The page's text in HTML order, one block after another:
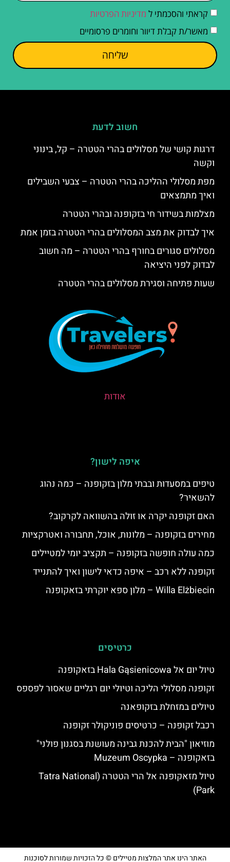
קראתי והסכמתי ל מדיניות הפרטיות
מאשר/ת קבלת דיוור וחומרים פרסומיים
שליחה
חשוב לדעת
דרגות קושי של מסלולים בהרי הטטרה – קל, בינוני
וקשה
מפת מסלולי ההליכה בהרי הטטרה – צבעי השבילים
ואיך מתמצאים
מצלמות בשידור חי בזקופנה ובהרי הטטרה
איך לבדוק את מצב המסלולים בהרי הטטרה בזמן אמת
מסלולים סגורים בחורף בהרי הטטרה – מה חשוב
לבדוק לפני היציאה
שעות פתיחה וסגירת מסלולים בהרי הטטרה
אודות
איפה לישון?
טיפים במסעדות ובבתי מלון בזקופנה – כמה נהוג
להשאיר?
האם זקופנה יקרה או זולה בהשוואה לקרקוב?
מחירים בזקופנה – מלונות, אוכל, תחבורה ואטרקציות
כמה עולה חופשה בזקופנה – תקציב יומי למטיילים
זקופנה ללא רכב – איפה כדאי לישון ואיך להתנייד
Willa Elżbiecin – מלון ספא יוקרתי בזאקופנה
כרטיסים
טיול יום אל Hala Gąsienicowa בזאקופנה
זקופנה מסלולי הליכה וטיולי יום רגליים שאסור לפספס
טיולים במזחלת בזקופאנה
רכבל זקופנה – כרטיסים פוניקולר זקופנה
מוזיאון "הבית להכנת גבינה מעושנת בסגנון פולני"
בזאקופנה – Muzeum Oscypka
טיול מזאקופנה אל הרי הטטרה (Tatra National
Park)
האתר הינו אתר המלצות מטיילים © כל הזכויות שמורות לסוכנות